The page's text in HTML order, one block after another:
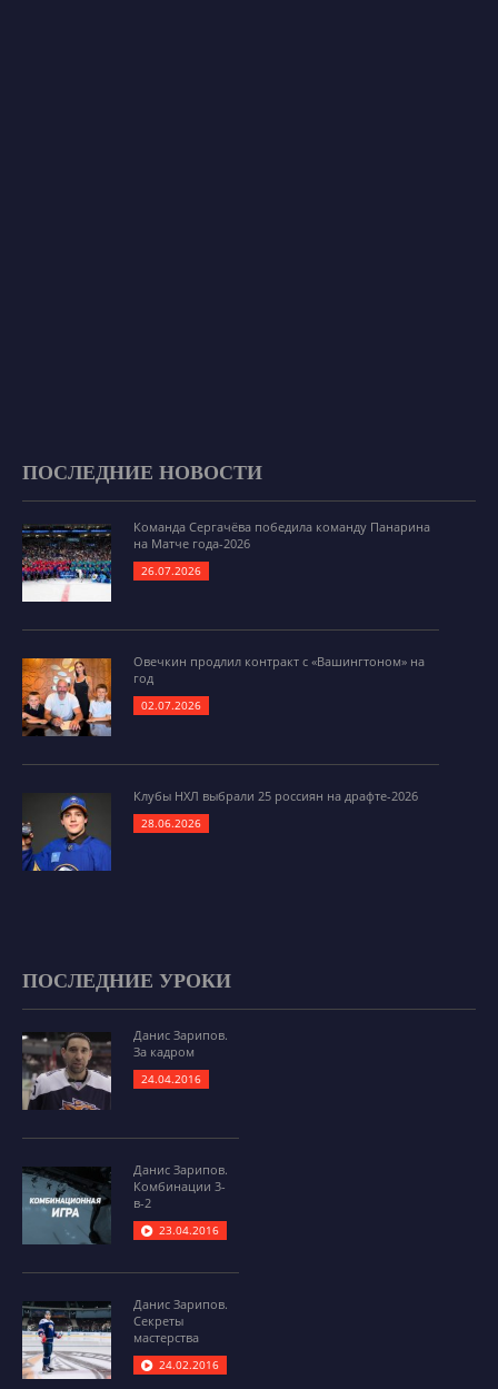
ПОСЛЕДНИЕ НОВОСТИ
Команда Сергачёва победила команду Панарина
на Матче года-2026
26.07.2026
Овечкин продлил контракт с «Вашингтоном» на
год
02.07.2026
Клубы НХЛ выбрали 25 россиян на драфте-2026
28.06.2026
ПОСЛЕДНИЕ УРОКИ
Данис Зарипов.
За кадром
24.04.2016
Данис Зарипов.
Комбинации 3-
в-2
23.04.2016
Данис Зарипов.
Секреты
мастерства
24.02.2016